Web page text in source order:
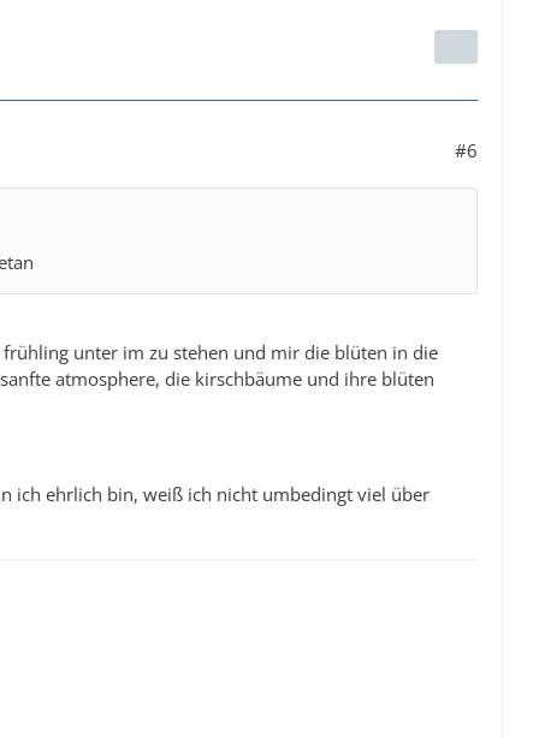
#6
unter im zu stehen und mir die blüten in die
atmosphere, die kirschbäume und ihre blüten
ich ehrlich bin, weiß ich nicht umbedingt viel über